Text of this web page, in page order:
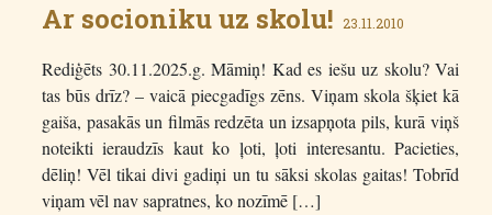
Ar socioniku uz skolu! 23.11.2010
Rediģēts 30.11.2025.g. Māmiņ! Kad es iešu uz skolu? Vai
tas būs drīz? – vaicā piecgadīgs zēns. Viņam skola šķiet kā
gaiša, pasakās un filmās redzēta un izsapņota pils, kurā viņš
noteikti ieraudzīs kaut ko ļoti, ļoti interesantu. Pacieties,
dēliņ! Vēl tikai divi gadiņi un tu sāksi skolas gaitas! Tobrīd
viņam vēl nav sapratnes, ko nozīmē […]